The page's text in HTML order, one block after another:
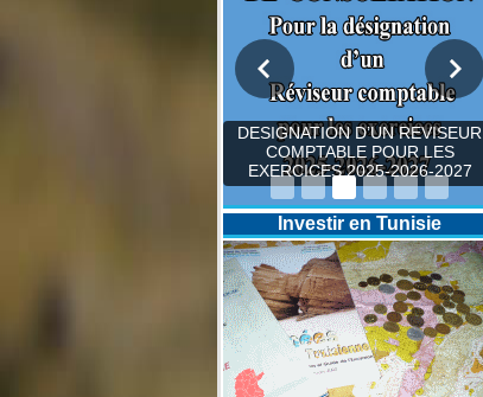
DESIGNATION D’UN REVISEUR
COMPTABLE POUR LES
EXERCICES 2025-2026-2027
Investir en Tunisie